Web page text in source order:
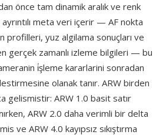
önce tam dinamik aralık ve renk
meta veri içerir — AF nokta
profilleri, yuz algilama sonuçları ve
gerçek zamanlı izleme bilgileri — bu
i̇şleme kararlarini sonradan
olanak tanır. ARW birden
gelismistir: ARW 1.0 basit satır
ARW 2.0 daha verimli bir delta
ve ARW 4.0 kayıpsız sıkıştırma